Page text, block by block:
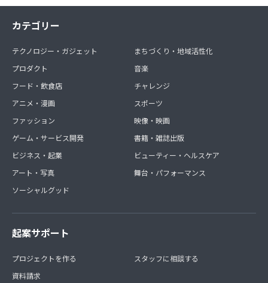
カテゴリー
テクノロジー・ガジェット
プロダクト
フード・飲食店
アニメ・漫画
ファッション
ゲーム・サービス開発
ビジネス・起業
アート・写真
ソーシャルグッド
まちづくり・地域活性化
音楽
チャレンジ
スポーツ
映像・映画
書籍・雑誌出版
ビューティー・ヘルスケア
舞台・パフォーマンス
起案サポート
プロジェクトを作る
資料請求
スタッフに相談する